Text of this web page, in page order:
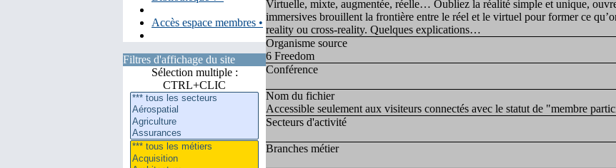
Accès espace membres •
Filtres d'affichage du site
Sélection multiple :
CTRL+CLIC
Virtuelle, mixte, augmentée, réelle… Oubliez la réalité simple et unique,
immersives brouillent la frontière entre le réel et le virtuel pour former ce
reality ou cross-reality. Quelques explications…
Organisme source
6 Freedom
Conférence
Nom du fichier
Accessible seulement aux visiteurs connectés avec le statut de "membre
Secteurs d'activité
Branches métier